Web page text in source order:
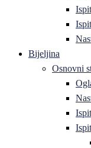
Bijeljina
Osnovni